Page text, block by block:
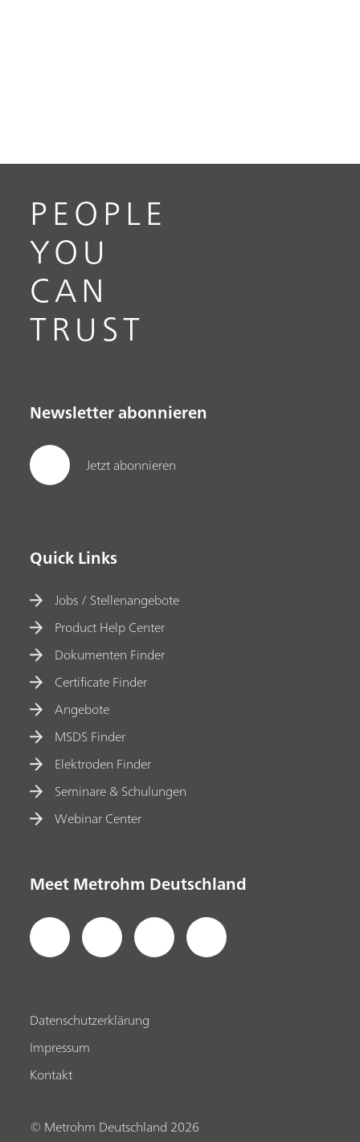
PEOPLE
YOU
CAN
TRUST
Newsletter abonnieren
Jetzt abonnieren
Quick Links
Jobs / Stellenangebote
Product Help Center
Dokumenten Finder
Certificate Finder
Angebote
MSDS Finder
Elektroden Finder
Seminare & Schulungen
Webinar Center
Meet Metrohm Deutschland
Datenschutzerklärung
Impressum
Kontakt
© Metrohm Deutschland 2026